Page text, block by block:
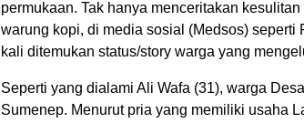
permukaan. Tak hanya menceritakan
warung kopi, di media sosial (Medsos) seperti
kali ditemukan status/story warga yang
Seperti yang dialami Ali Wafa (31), warga
Sumenep. Menurut pria yang memiliki usaha